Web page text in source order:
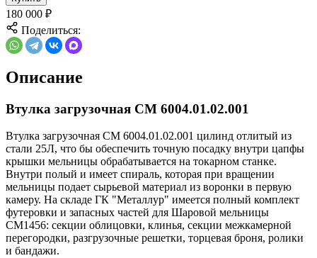
180 000 ₽
Поделиться:
Описание
Втулка загрузочная СМ 6004.01.02.001
Втулка загрузочная СМ 6004.01.02.001 цилинд отлитый из
стали 25Л, что бы обеспечить точную посадку внутри цапфы
крышки мельницы обрабатывается на токарном станке.
Внутри полый и имеет спираль, которая при вращении
мельницы подает сырьевой материал из воронки в первую
камеру. На складе ГК "Металлур" имеется полный комплект
футеровки и запасных частей для Шаровой мельницы
СМ1456: секции облицовки, клинья, секции межкамерной
перегородки, разгрузочные решетки, торцевая броня, ролики
и бандажи.